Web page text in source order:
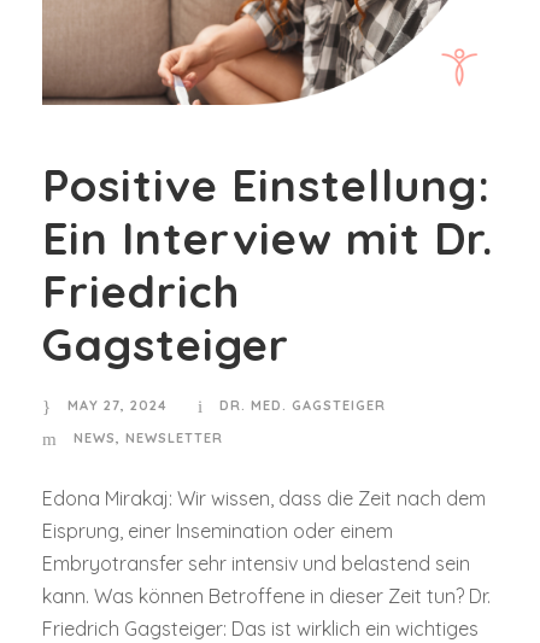
Positive Einstellung:
Ein Interview mit Dr.
Friedrich
Gagsteiger
MAY 27, 2024
DR. MED. GAGSTEIGER
NEWS, NEWSLETTER
Edona Mirakaj: Wir wissen, dass die Zeit nach dem
Eisprung, einer Insemination oder einem
Embryotransfer sehr intensiv und belastend sein
kann. Was können Betroffene in dieser Zeit tun? Dr.
Friedrich Gagsteiger: Das ist wirklich ein wichtiges